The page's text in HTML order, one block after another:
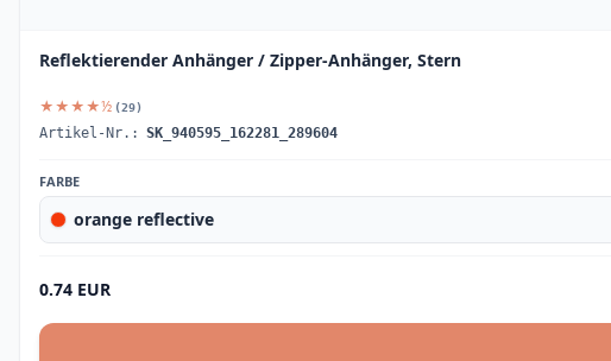
Reflektierender Anhänger / Zipper-Anhänger, Stern
★★★★½ (29)
Artikel-Nr.: SK_940595_162281_289604
FARBE
orange reflective
0.74 EUR